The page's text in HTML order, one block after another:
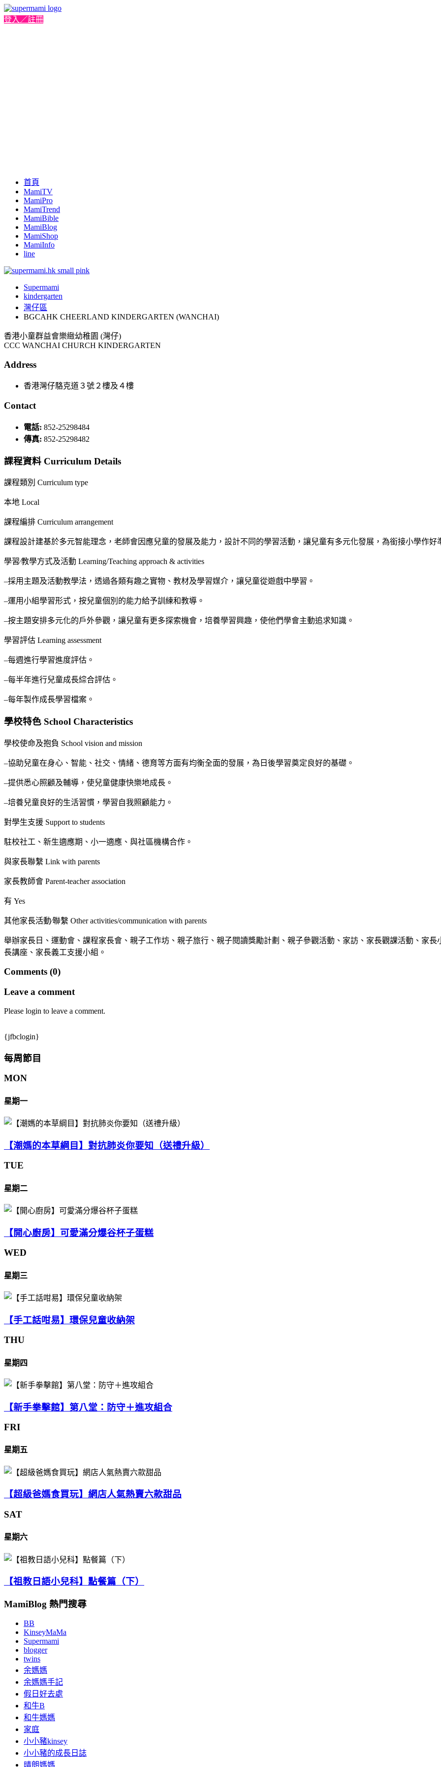
登入／註冊
首頁
MamiTV
MamiPro
MamiTrend
MamiBible
MamiBlog
MamiShop
MamiInfo
line
Supermami
kindergarten
灣仔區
BGCAHK CHEERLAND KINDERGARTEN (WANCHAI)
香港小童群益會樂緻幼稚園 (灣仔)
CCC WANCHAI CHURCH KINDERGARTEN
Address
香港灣仔駱克道３號２樓及４樓
Contact
電話: 852-25298484
傳真: 852-25298482
課程資料 Curriculum Details
課程類別 Curriculum type
本地 Local
課程編排 Curriculum arrangement
課程設計建基於多元智能理念，老師會因應兒童的發展及能力，設計不同的學習活動，讓兒童有多元化發展，為銜接小學作好
學習∕教學方式及活動 Learning/Teaching approach & activities
–採用主題及活動教學法，透過各類有趣之實物、教材及學習媒介，讓兒童從遊戲中學習。
–運用小組學習形式，按兒童個別的能力給予訓練和教導。
–按主題安排多元化的戶外參觀，讓兒童有更多探索機會，培養學習興趣，使他們學會主動追求知識。
學習評估 Learning assessment
–每週進行學習進度評估。
–每半年進行兒童成長綜合評估。
–每年製作成長學習檔案。
學校特色 School Characteristics
學校使命及抱負 School vision and mission
–協助兒童在身心、智能、社交、情緒、德育等方面有均衡全面的發展，為日後學習奠定良好的基礎。
–提供悉心照顧及輔導，使兒童健康快樂地成長。
–培養兒童良好的生活習慣，學習自我照顧能力。
對學生支援 Support to students
駐校社工、新生適應期、小一適應、與社區機構合作。
與家長聯繫 Link with parents
家長教師會 Parent-teacher association
有 Yes
其他家長活動∕聯繫 Other activities/communication with parents
舉辦家長日、運動會、課程家長會、親子工作坊、親子旅行、親子閱讀獎勵計劃、親子參觀活動、家訪、家長觀課活動、家
長講座、家長義工支援小組。
Comments (0)
Leave a comment
Please login to leave a comment.
{jfbclogin}
每周節目
MON
星期一
【潮媽的本草綱目】對抗肺炎你要知（送禮升級）
TUE
星期二
【開心廚房】可愛滿分爆谷杯子蛋糕
WED
星期三
【手工話咁易】環保兒童收納架
THU
星期四
【新手拳擊館】第八堂：防守＋進攻組合
FRI
星期五
【超級爸媽食買玩】網店人氣熱賣六款甜品
SAT
星期六
【祖教日語小兒科】點餐篇（下）
MamiBlog 熱門搜尋
BB
KinseyMaMa
Supermami
blogger
twins
余媽媽
余媽媽手記
假日好去處
和牛B
和牛媽媽
家庭
小小豬kinsey
小小豬的成長日誌
晴朗媽媽